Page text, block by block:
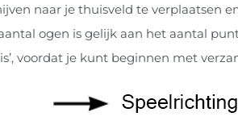
naar je thuisveld te verplaatsen
ogen is gelijk aan het aantal
voordat je kunt beginnen met